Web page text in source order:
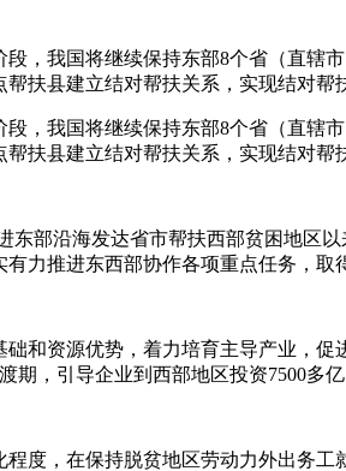
，我国将继续保持东部8个省（直
扶县建立结对帮扶关系，实现结对帮
，我国将继续保持东部8个省（直
扶县建立结对帮扶关系，实现结对帮
东部沿海发达省市帮扶西部贫困地
力推进东西部协作各项重点任务，取
和资源优势，着力培育主导产业，
，引导企业到西部地区投资7500多
度，在保持脱贫地区劳动力外出务